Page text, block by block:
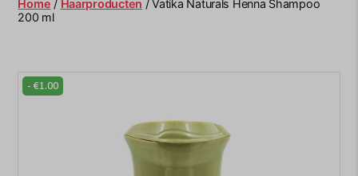
Centre
Home / Haarproducten / Vatika Naturals Henna Shampoo
200 ml
-€1.00